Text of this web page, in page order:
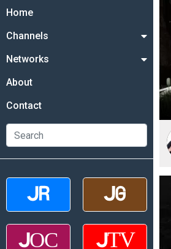
Home
Channels
Networks
About
Contact